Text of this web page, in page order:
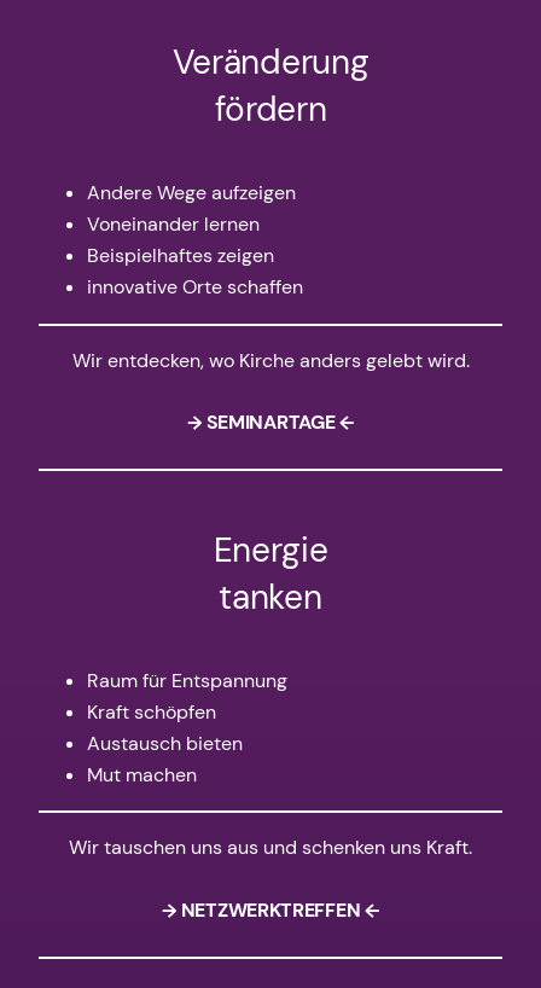
Veränderung
fördern
Andere Wege aufzeigen
Voneinander lernen
Beispielhaftes zeigen
innovative Orte schaffen
Wir entdecken, wo Kirche anders gelebt wird.
→ SEMINARTAGE ←
Energie
tanken
Raum für Entspannung
Kraft schöpfen
Austausch bieten
Mut machen
Wir tauschen uns aus und schenken uns Kraft.
→ NETZWERKTREFFEN ←